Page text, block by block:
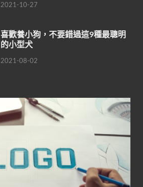
2021-10-27
喜歡養小狗，不要錯過這9種最聰明
的小型犬
2021-08-02